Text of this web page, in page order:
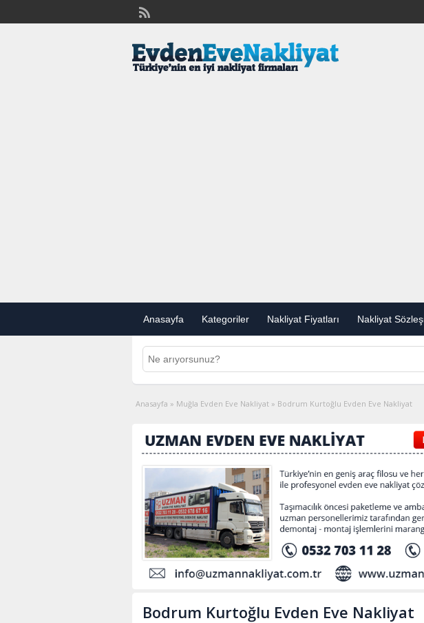
Anasayfa Kategoriler Nakliyat Fiyatları Nakliyat
Anasayfa » Muğla Evden Eve Nakliyat » Bodrum Kurtoğlu Evden Eve Nakliyat
Bodrum Kurtoğlu Evden Eve Nakliyat